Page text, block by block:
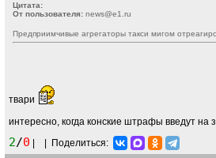
Цитата:
От пользователя: news@e1.ru
Предприимчивые агрегаторы такси мигом
твари
интересно, когда конские штрафы введут
2/0
Поделиться: